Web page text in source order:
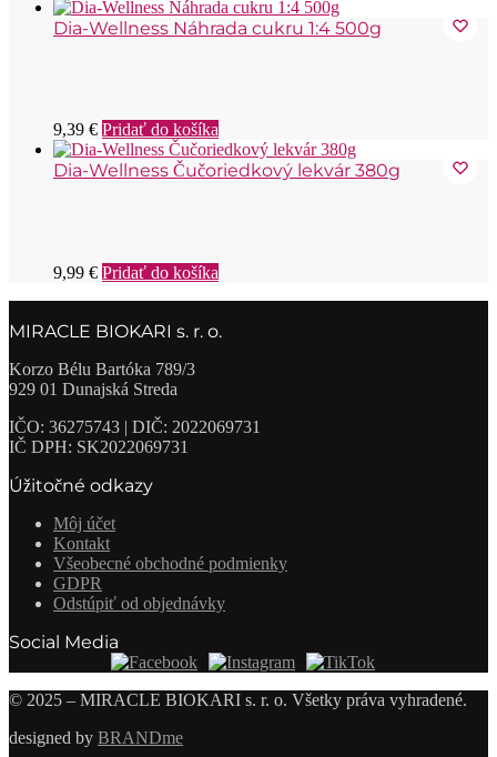
Dia-Wellness Náhrada cukru 1:4 500g
9,39 € Pridať do košíka
Dia-Wellness Čučoriedkový lekvár 380g
9,99 € Pridať do košíka
MIRACLE BIOKARI s. r. o.
Korzo Bélu Bartóka 789/3
929 01 Dunajská Streda
IČO: 36275743 | DIČ: 2022069731
IČ DPH: SK2022069731
Úžitočné odkazy
Môj účet
Kontakt
Všeobecné obchodné podmienky
GDPR
Odstúpiť od objednávky
Social Media
© 2025 – MIRACLE BIOKARI s. r. o. Všetky práva vyhradené.
designed by BRANDme